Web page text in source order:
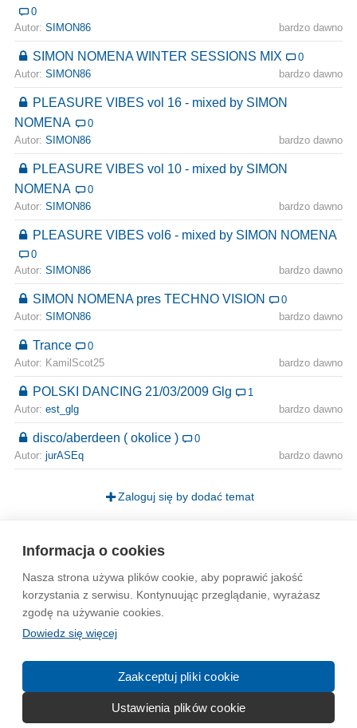
Informacja o cookies
Nasza strona używa plików cookie, aby poprawić jakość
korzystania z serwisu. Kontynuując przeglądanie, wyrażasz
zgodę na używanie cookies.
Dowiedz się więcej
Zaakceptuj pliki cookie
Ustawienia plików cookie
0
Autor: SIMON86 bardzo dawno
SIMON NOMENA WINTER SESSIONS MIX
0
Autor: SIMON86 bardzo dawno
PLEASURE VIBES vol 16 - mixed by SIMON
NOMENA
0
Autor: SIMON86 bardzo dawno
PLEASURE VIBES vol 10 - mixed by SIMON
NOMENA
0
Autor: SIMON86 bardzo dawno
PLEASURE VIBES vol6 - mixed by SIMON NOMENA
0
Autor: SIMON86 bardzo dawno
SIMON NOMENA pres TECHNO VISION
0
Autor: SIMON86 bardzo dawno
Trance
0
Autor: KamilScot25
bardzo dawno
POLSKI DANCING 21/03/2009 Glg
1
Autor: est_glg bardzo dawno
disco/aberdeen ( okolice )
0
Autor: jurASEq bardzo dawno
Zaloguj się by dodać temat
Wytyczne dla społeczności Regulamin Prywatność
Reklama Kontakt